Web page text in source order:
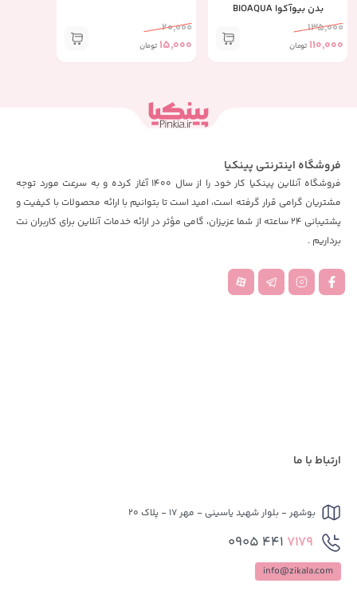
بدن بیوآکوا BIOAQUA
135,000
110,000 تومان
20,000
15,000 تومان
فروشگاه اینترنتی پینکیا
فروشگاه آنلاین پینکیا کار خود را از سال 1400 آغاز کرده و به سرعت مورد توجه
مشتریان گرامی قرار گرفته است، امید است تا بتوانیم با ارائه محصولات با کیفیت و
پشتیبانی 24 ساعته از شما عزیزان، گامی مؤثر در ارائه خدمات آنلاین برای کاربران نت
برداریم .
ارتباط با ما
بوشهر - بلوار شهید یاسینی - مهر 17 - پلاک 20
7179
info@zikala.com